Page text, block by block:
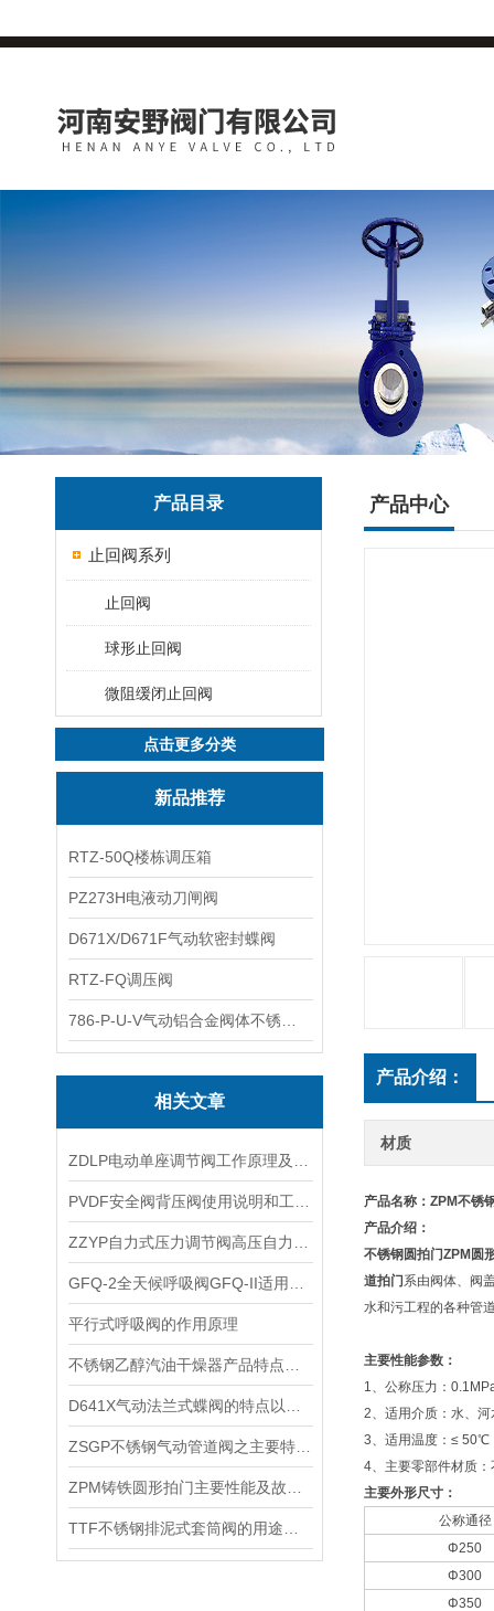
产品目录
止回阀系列
止回阀
球形止回阀
微阻缓闭止回阀
点击更多分类
新品推荐
RTZ-50Q楼栋调压箱
PZ273H电液动刀闸阀
D671X/D671F气动软密封蝶阀
RTZ-FQ调压阀
相关文章
​平行式呼吸阀的作用原理
产品中心
产品介绍：
材质
产品名称： ZPM不锈
产品介绍：
不锈钢圆拍门ZPM 圆
道拍门 系由阀体、阀
水和污工程的各种管
主要性能参数：
1、公称压力：
2、适用介质：水、
3、适用温度：≤ 50℃
4、主要零部件材质
主要外形尺寸：
公称通径
Φ250
Φ300
Φ350